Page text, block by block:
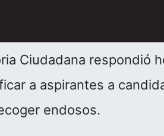
Ciudadana respondió
a aspirantes a
endosos.